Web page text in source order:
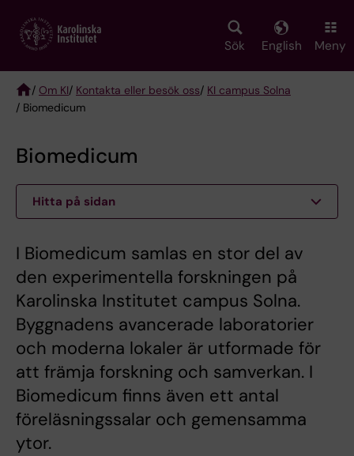
main
Sök English Meny
Breadcrumb
/ Om KI/ Kontakta eller besök oss/ KI campus Solna
/ Biomedicum
Biomedicum
Hitta på sidan
I Biomedicum samlas en stor del av
den experimentella forskningen på
Karolinska Institutet campus Solna.
Byggnadens avancerade laboratorier
och moderna lokaler är utformade för
att främja forskning och samverkan. I
Biomedicum finns även ett antal
föreläsningssalar och gemensamma
ytor.